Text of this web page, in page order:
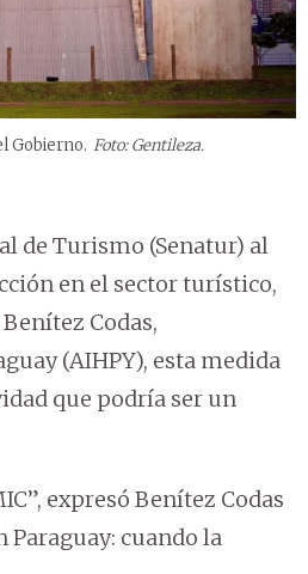
Gobierno. Foto: Gentileza.
de Turismo (Senatur) al
en el sector turístico,
Codas,
(AIHPY), esta medida
que podría ser un
expresó Benítez Codas
cuando la